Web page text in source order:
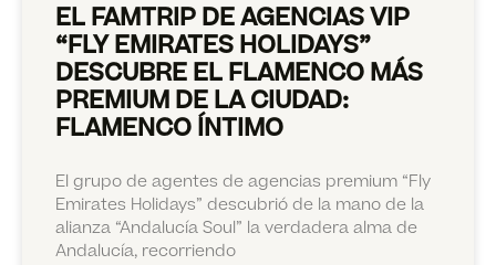
EL FAMTRIP DE AGENCIAS VIP
“FLY EMIRATES HOLIDAYS”
DESCUBRE EL FLAMENCO MÁS
PREMIUM DE LA CIUDAD:
FLAMENCO ÍNTIMO
El grupo de agentes de agencias premium “Fly
Emirates Holidays” descubrió de la mano de la
alianza “Andalucía Soul” la verdadera alma de
Andalucía, recorriendo